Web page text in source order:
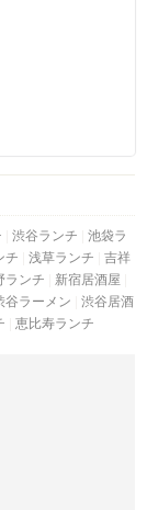
渋谷ランチ 池袋ラ
チ 浅草ランチ 吉祥
ランチ
新宿居酒屋
谷ラーメン 渋谷居酒
恵比寿ランチ